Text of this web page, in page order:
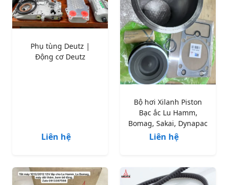
Phụ tùng Deutz |
Động cơ Deutz
Liên hệ
Bộ hơi Xilanh Piston
Bạc ắc Lu Hamm,
Bomag, Sakai, Dynapac
Liên hệ